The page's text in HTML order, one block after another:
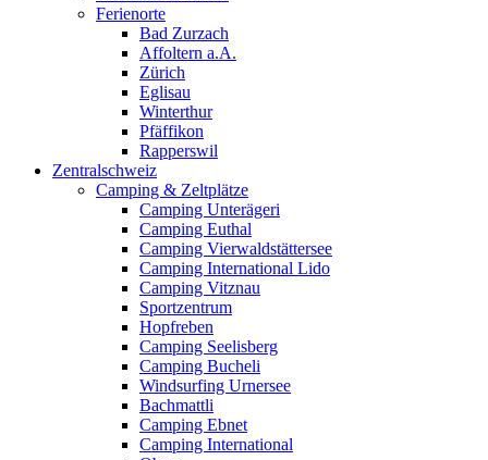
Ferienorte
Bad Zurzach
Affoltern a.A.
Zürich
Eglisau
Winterthur
Pfäffikon
Rapperswil
Zentralschweiz
Camping & Zeltplätze
Camping Unterägeri
Camping Euthal
Camping Vierwaldstättersee
Camping International Lido
Camping Vitznau
Sportzentrum
Hopfreben
Camping Seelisberg
Camping Bucheli
Windsurfing Urnersee
Bachmattli
Camping Ebnet
Camping International